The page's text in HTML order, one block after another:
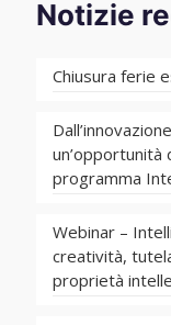
Notizie
Chiusura ferie
un’opportunità
programma
Webinar –
creatività,
proprietà